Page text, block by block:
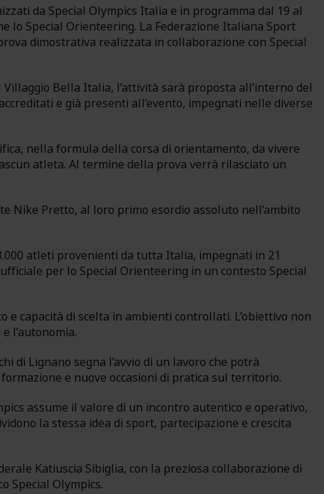
da Special Olympics Italia e in programma dal 19 al
lo Special Orienteering. La Federazione Italiana Sport
dimostrativa realizzata in collaborazione con Special
Bella Italia, l’attività sarà proposta all’interno del
e già presenti all’evento, impegnati nelle diverse
nella formula della corsa di orientamento, da vivere
atleta. Al termine della prova verrà rilasciato un
Nike Pretto, al loro primo esordio assoluto nell’ambito
atleti provenienti da tutta Italia, impegnati in 21
per lo Special Orienteering in un contesto Special
capacità di scelta in ambienti controllati. L’obiettivo non
l’autonomia.
di Lignano segna l’avvio di un lavoro che potrà
e nuove occasioni di pratica sul territorio.
assume il valore di un incontro autentico e operativo,
la stessa idea di sport, partecipazione e crescita
Katiuscia Sibiglia, con la preziosa collaborazione di
Special Olympics.